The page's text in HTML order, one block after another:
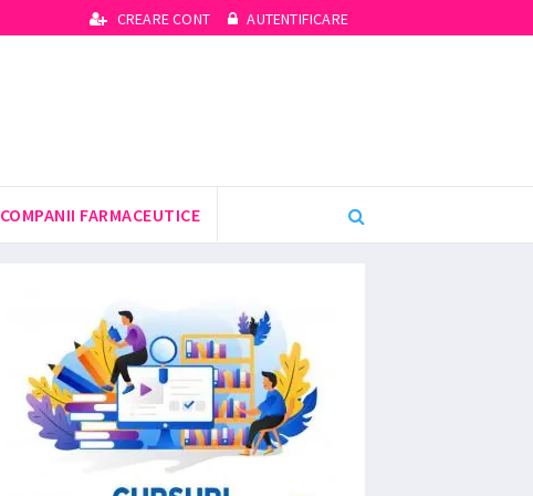
CREARE CONT AUTENTIFICARE
COMPANII FARMACEUTICE